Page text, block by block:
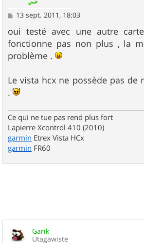
M
s
s
a
g
e
13 sept. 2011, 18:03
oui testé avec une autre
fonctionne pas non plus , la
problème .
Le vista hcx ne possède pas de
.
Ce qui ne tue pas rend plus fort
Lapierre Xcontrol 410 (2010)
garmin Etrex Vista HCx
garmin FR60
Garik
Utagawiste